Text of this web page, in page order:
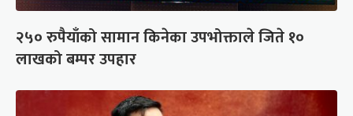
२५० रुपैयाँको सामान किनेका उपभोक्ताले जिते १०
लाखको बम्पर उपहार